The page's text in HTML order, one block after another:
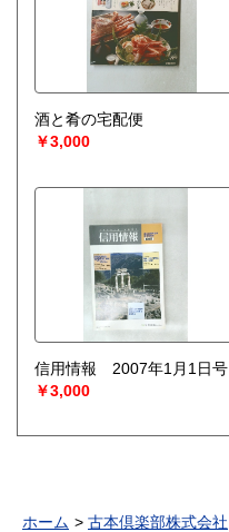
酒と肴の宅配便
￥3,000
信用情報 2007年1月1日号
￥3,000
ホーム 古本倶楽部株式会社